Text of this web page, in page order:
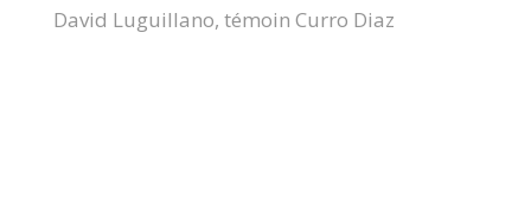
David Luguillano, témoin Curro Diaz